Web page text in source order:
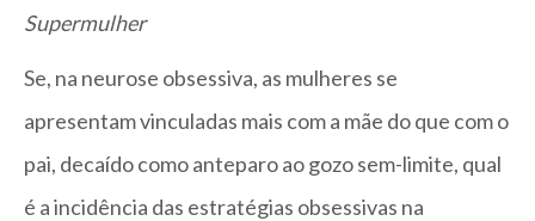
Supermulher
Se, na neurose obsessiva, as mulheres se
apresentam vinculadas mais com a mãe do que com o
pai, decaído como anteparo ao gozo sem-limite, qual
é a incidência das estratégias obsessivas na